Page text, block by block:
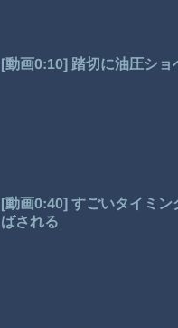
[動画0:10] 踏切に油圧シ
[動画0:40] すごいタイミ
ばされる